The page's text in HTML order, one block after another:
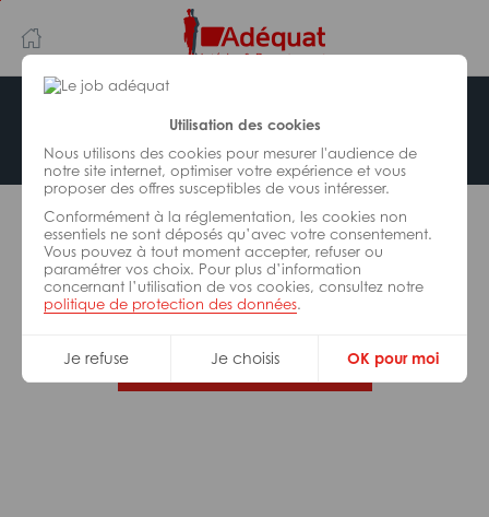
Utilisation des cookies
Nous utilisons des cookies pour mesurer l'audience de
notre site internet, optimiser votre expérience et vous
proposer des offres susceptibles de vous intéresser.
Conformément à la réglementation, les cookies non
essentiels ne sont déposés qu’avec votre consentement.
Vous pouvez à tout moment accepter, refuser ou
paramétrer vos choix. Pour plus d’information
concernant l’utilisation de vos cookies, consultez notre
politique de protection des données.
Je refuse Je choisis OK pour moi
au
contenu
principal
navigation
Offre indisponible
L’offre d’emploi que vous tentez de consulter n’est
plus disponible.
De nombreuses autres missions peuvent vous
correspondre, consultez toutes nos offres.
Trouvez votre job Adéquat !